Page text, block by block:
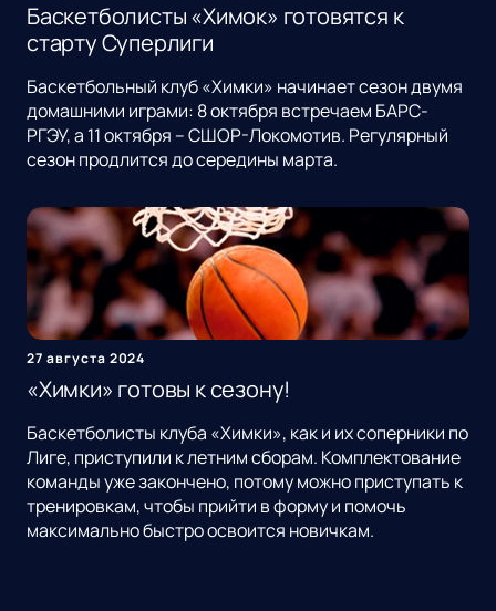
Баскетболисты «Химок» готовятся к
старту Суперлиги
Баскетбольный клуб «Химки» начинает сезон двумя
домашними играми: 8 октября встречаем БАРС-
РГЭУ, а 11 октября – СШОР-Локомотив. Регулярный
сезон продлится до середины марта.
27 августа 2024
«Химки» готовы к сезону!
Баскетболисты клуба «Химки», как и их соперники по
Лиге, приступили к летним сборам. Комплектование
команды уже закончено, потому можно приступать к
тренировкам, чтобы прийти в форму и помочь
максимально быстро освоится новичкам.